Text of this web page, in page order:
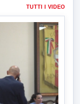
TUTTI I VIDEO